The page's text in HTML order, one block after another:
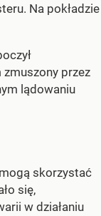
Na pokładzie
zmuszony przez
lądowaniu
skorzystać
się,
w działaniu